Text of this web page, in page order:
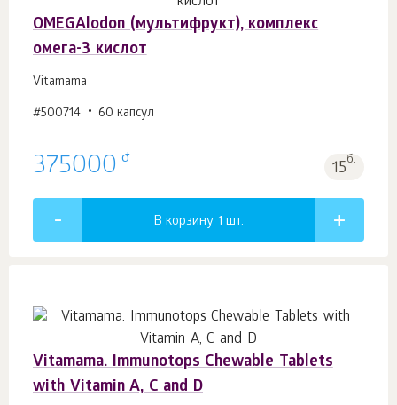
OMEGAlodon (мультифрукт), комплекс
омега-3 кислот
Vitamama
#500714 60 капсул
375000 ₫ 15б.
В корзину 1 шт.
Vitamama. Immunotops Chewable Tablets
with Vitamin A, C and D